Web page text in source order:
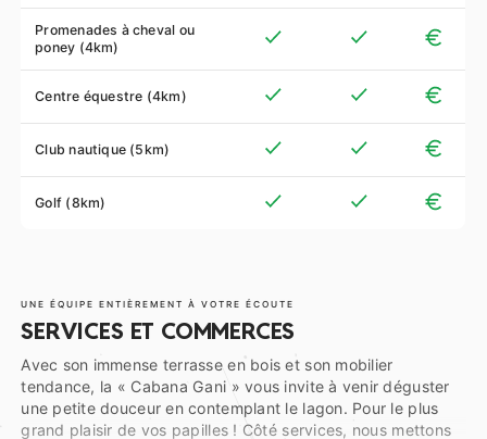
Promenades à cheval ou
poney (4km)
Centre équestre (4km)
Club nautique (5km)
Golf (8km)
UNE ÉQUIPE ENTIÈREMENT À VOTRE ÉCOUTE
SERVICES ET COMMERCES
Avec son immense terrasse en bois et son mobilier
tendance, la « Cabana Gani » vous invite à venir déguster
une petite douceur en contemplant le lagon. Pour le plus
grand plaisir de vos papilles ! Côté services, nous mettons